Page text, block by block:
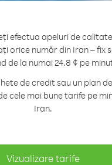
efectua apeluri de
orice număr din Iran – fix
de la numai 24.8 ¢ pe
de credit sau un plan
cele mai bune tarife pe
Iran.
Vizualizare tarife